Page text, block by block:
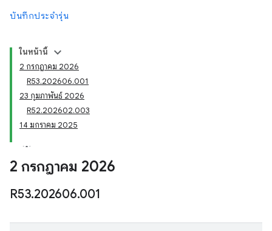
บันทึกประจำรุ่น
ในหน้านี้
2 กรกฎาคม 2026
R53.202606.001
23 กุมภาพันธ์ 2026
R52.202602.003
14 มกราคม 2025
2 กรกฎาคม 2026
R53.202606.001